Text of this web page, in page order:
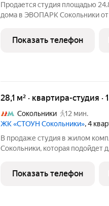
Продается студия площадью
дома в ЭВОПАРК Сокольники
Преображенское, в 300
Сокольники" расположен на
Показать телефон
28,1 м² · квартира-студия ·
Сокольники
12 мин.
ЖК «СТОУН Сокольники», 4
В продаже студия в жилом
Сокольники, которая подойдет
пар. Проект расположен рядом
доступности от
Показать телефон